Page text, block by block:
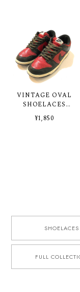
VINTAGE OVAL
SHOELACES
85'BLACK
¥1,850
SHOELACES
FULL